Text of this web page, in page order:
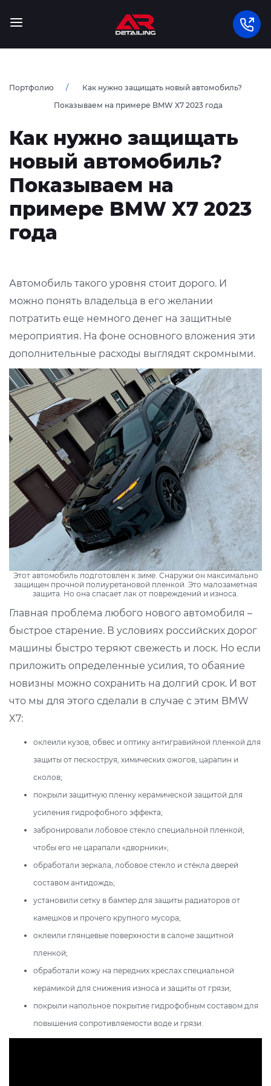
Портфолио
Как нужно защищать новый автомобиль?
Показываем на примере BMW X7 2023 года
Как нужно защищать
новый автомобиль?
Показываем на
примере BMW X7 2023
года
Автомобиль такого уровня стоит дорого. И
можно понять владельца в его желании
потратить еще немного денег на защитные
мероприятия. На фоне основного вложения эти
дополнительные расходы выглядят скромными.
Этот автомобиль подготовлен к зиме. Снаружи он максимально
защищен прочной полиуретановой пленкой. Это малозаметная
защита. Но она спасает лак от повреждений и износа.
Главная проблема любого нового автомобиля –
быстрое старение. В условиях российских дорог
машины быстро теряют свежесть и лоск. Но если
приложить определенные усилия, то обаяние
новизны можно сохранить на долгий срок. И вот
что мы для этого сделали в случае с этим BMW
X7:
оклеили кузов, обвес и оптику антигравийной пленкой для
защиты от пескоструя, химических ожогов, царапин и
сколов;
покрыли защитную пленку керамической защитой для
усиления гидрофобного эффекта;
забронировали лобовое стекло специальной пленкой,
чтобы его не царапали «дворники»;
обработали зеркала, лобовое стекло и стёкла дверей
составом антидождь;
установили сетку в бампер для защиты радиаторов от
камешков и прочего крупного мусора;
оклеили глянцевые поверхности в салоне защитной
пленкой;
обработали кожу на передних креслах специальной
керамикой для снижения износа и защиты от грязи;
покрыли напольное покрытие гидрофобным составом для
повышения сопротивляемости воде и грязи.